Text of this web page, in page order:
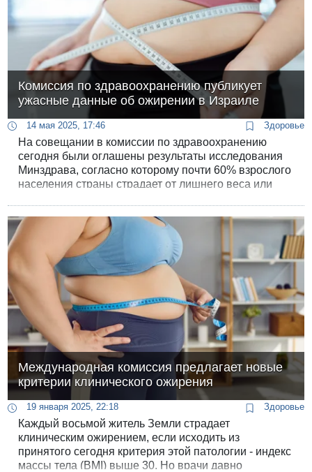
Комиссия по здравоохранению публикует
ужасные данные об ожирении в Израиле
14 мая 2025, 17:46 Здоровье
На совещании в комиссии по здравоохранению
сегодня были оглашены результаты исследования
Минздрава, согласно которому почти 60% взрослого
населения страны страдает от лишнего веса или
Международная комиссия предлагает новые
критерии клинического ожирения
19 января 2025, 22:18 Здоровье
Каждый восьмой житель Земли страдает
клиническим ожирением, если исходить из
принятого сегодня критерия этой патологии - индекс
массы тела (BMI) выше 30. Но врачи давно